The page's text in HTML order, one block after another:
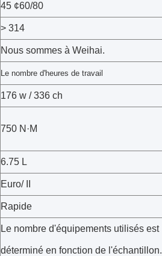
45 ¢60/80
> 314
Nous sommes à Weihai.
Le nombre d'heures de travail
176 w / 336 ch
750 N·M
6.75 L
Euro/ II
Rapide
Le nombre d'équipements utilisés est
déterminé en fonction de l'échantillon.